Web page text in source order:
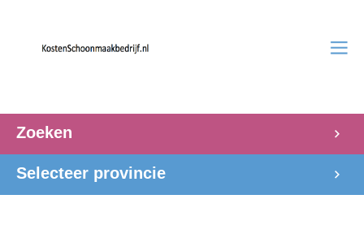
Zoeken
Selecteer provincie